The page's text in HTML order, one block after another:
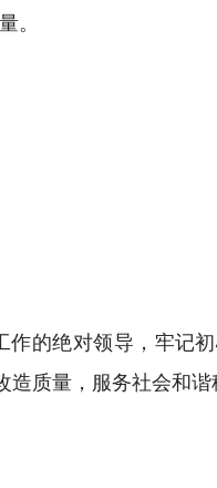
。
绝对领导，牢记
质量，服务社会和